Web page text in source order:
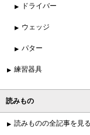
ドライバー
ウェッジ
パター
練習器具
読みもの
読みものの全記事を見る